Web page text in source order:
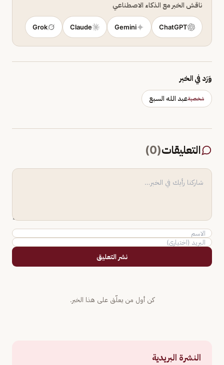
ناقش الخبر مع الذكاء الاصطناعي
ChatGPT
Gemini
Claude
Grok
وَرَد في الخبر
شخصيةعبد الله السبع
التعليقات(
0
)
نشر التعليق
كن أول من يعلّق على هذا الخبر.
النشرة البريدية